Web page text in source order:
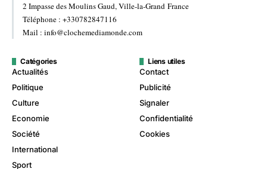
2 Impasse des Moulins Gaud, Ville-la-Grand France
Téléphone : +330782847116
Mail : info@clochemediamonde.com
Catégories
Actualités
Politique
Culture
Economie
Société
International
Sport
Liens utiles
Contact
Publicité
Signaler
Confidentialité
Cookies